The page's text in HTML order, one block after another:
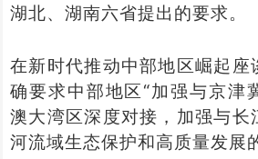
湖北、湖南六省提出的要求。
在新时代推动中部地区崛起座
确要求中部地区“加强与京津
澳大湾区深度对接，加强与长
河流域生态保护和高质量发展